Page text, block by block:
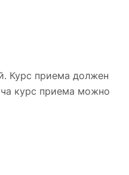
Курс приема должен
курс приема можно